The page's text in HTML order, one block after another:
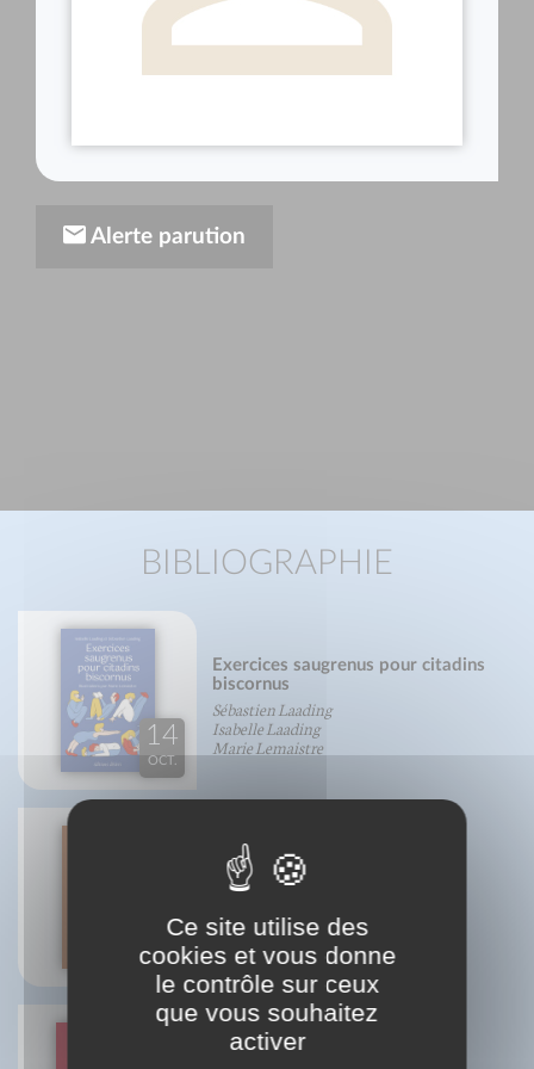
Alerte parution
BIBLIOGRAPHIE
14
OCT.
Exercices saugrenus pour citadins
biscornus
Sébastien Laading
Isabelle Laading
Marie Lemaistre
10
SEPT.
Petit traité du (bon) pain
Martine Agrech
Ce site utilise des
cookies et vous donne
le contrôle sur ceux
que vous souhaitez
activer